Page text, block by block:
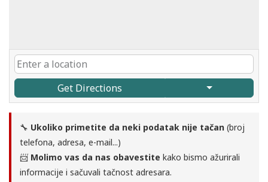
Get Directions
🔧 Ukoliko primetite da neki podatak nije tačan (broj
telefona, adresa, e-mail...)
📨 Molimo vas da nas obavestite kako bismo ažurirali
informacije i sačuvali tačnost adresara.